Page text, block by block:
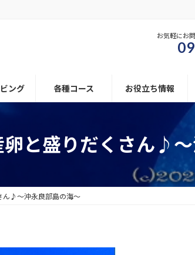
お気軽にお
ング 各種コース お役立ち情報
と盛りだくさん♪
ん♪～沖永良部島の海～